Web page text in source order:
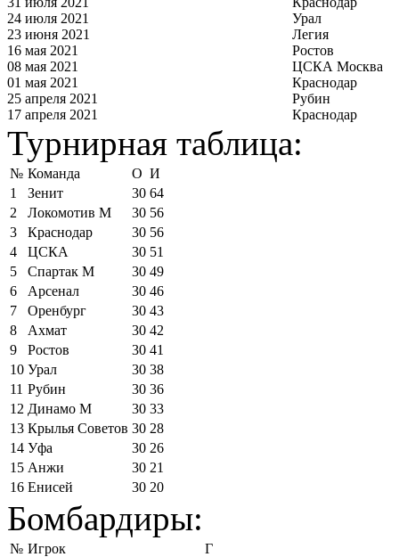
24 июля 2021
Урал
23 июня 2021
Легия
16 мая 2021
Ростов
08 мая 2021
ЦСКА Москва
01 мая 2021
Краснодар
25 апреля 2021
Рубин
17 апреля 2021
Краснодар
Турнирная таблица:
№ Команда О И
1
Зенит 30 64
2
Локомотив М 30 56
3
Краснодар 30 56
4
ЦСКА 30 51
5
Спартак М 30 49
6
Арсенал 30 46
7
Оренбург 30 43
8
Ахмат 30 42
9
Ростов 30 41
10 Урал 30 38
11 Рубин 30 36
12 Динамо М 30 33
13 Крылья Советов 30 28
14 Уфа 30 26
15 Анжи 30 21
16 Енисей 30 20
Бомбардиры:
№ Игрок
Г